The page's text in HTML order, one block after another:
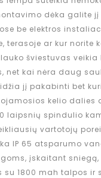
dėka galite
be elektros
terasoje ar kur norite
šviestuvas veikia
net kai nėra daug
jį pakabinti bet
kelio dalies
laipsnių spindulio
vartotojų
IP 65 atsparumo
įskaitant sniegą,
1800 mah talpos ir